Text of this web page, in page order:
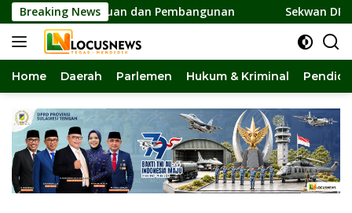
Langsung
ke
konten
Breaking News
dan Pembangunan Sekwan DPRD Sulteng
Home Daerah Parlemen Hukum & Kriminal